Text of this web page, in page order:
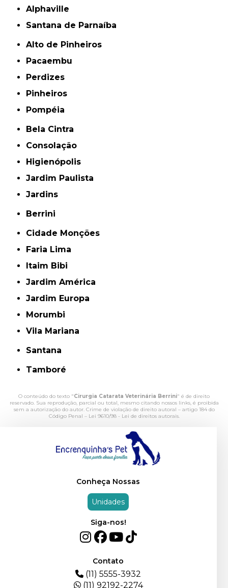
Alphaville
Santana de Parnaíba
Alto de Pinheiros
Pacaembu
Perdizes
Pinheiros
Pompéia
Bela Cintra
Consolação
Higienópolis
Jardim Paulista
Jardins
Berrini
Cidade Monções
Faria Lima
Itaim Bibi
Jardim América
Jardim Europa
Morumbi
Vila Mariana
Santana
Tamboré
O conteúdo do texto "Cirurgia Catarata Veterinária Berrini" é de direito
reservado. Sua reprodução, parcial ou total, mesmo citando nossos links, é proibida
sem a autorização do autor. Crime de violação de direito autoral – artigo 184 do
Código Penal – Lei 9610/98 - Lei de direitos autorais.
Conheça Nossas
Unidades
Siga-nos!
Contato
(11) 5555-3932
(11) 92192-2274